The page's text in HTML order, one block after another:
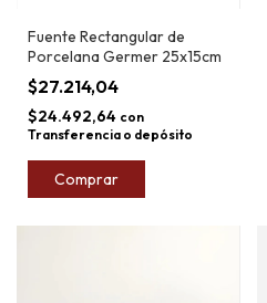
Fuente Rectangular de
Porcelana Germer 25x15cm
$27.214,04
$24.492,64 con
Transferencia o depósito
Comprar